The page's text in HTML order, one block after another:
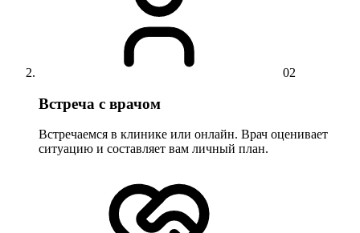
02
Встреча с врачом
Встречаемся в клинике или онлайн. Врач оценивает
ситуацию и составляет вам личный план.